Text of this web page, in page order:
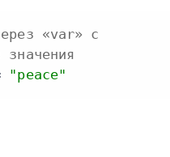
«var» с
"peace"